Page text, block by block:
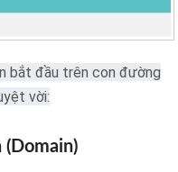
bắt đầu trên con đường
vời: